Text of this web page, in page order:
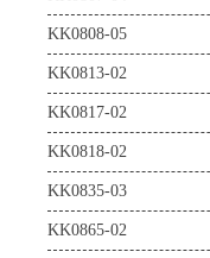
KK0808-05
KK0813-02
KK0817-02
KK0818-02
KK0835-03
KK0865-02